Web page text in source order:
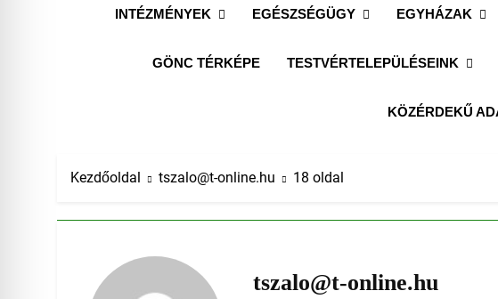
INTÉZMÉNYEK EGÉSZSÉGÜGY EGYHÁZAK
GÖNC TÉRKÉPE TESTVÉRTELEPÜLÉSEINK
KÖZÉRDEKŰ
Kezdőoldal tszalo@t-online.hu 18 oldal
tszalo@t-online.hu